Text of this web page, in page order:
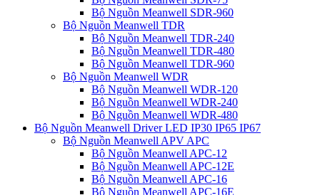
Bộ Nguồn Meanwell SDR-960
Bộ Nguồn Meanwell TDR
Bộ Nguồn Meanwell TDR-240
Bộ Nguồn Meanwell TDR-480
Bộ Nguồn Meanwell TDR-960
Bộ Nguồn Meanwell WDR
Bộ Nguồn Meanwell WDR-120
Bộ Nguồn Meanwell WDR-240
Bộ Nguồn Meanwell WDR-480
Bộ Nguồn Meanwell Driver LED IP30 IP65 IP67
Bộ Nguồn Meanwell APV APC
Bộ Nguồn Meanwell APC-12
Bộ Nguồn Meanwell APC-12E
Bộ Nguồn Meanwell APC-16
Bộ Nguồn Meanwell APC-16E